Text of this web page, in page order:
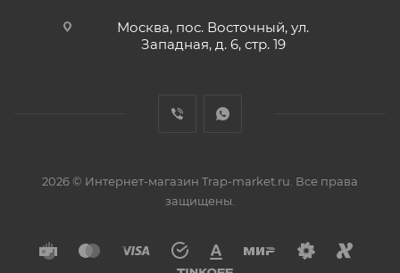
Москва, пос. Восточный, ул.
Западная, д. 6, стр. 19
2026 © Интернет-магазин Trap-market.ru. Все права
защищены.